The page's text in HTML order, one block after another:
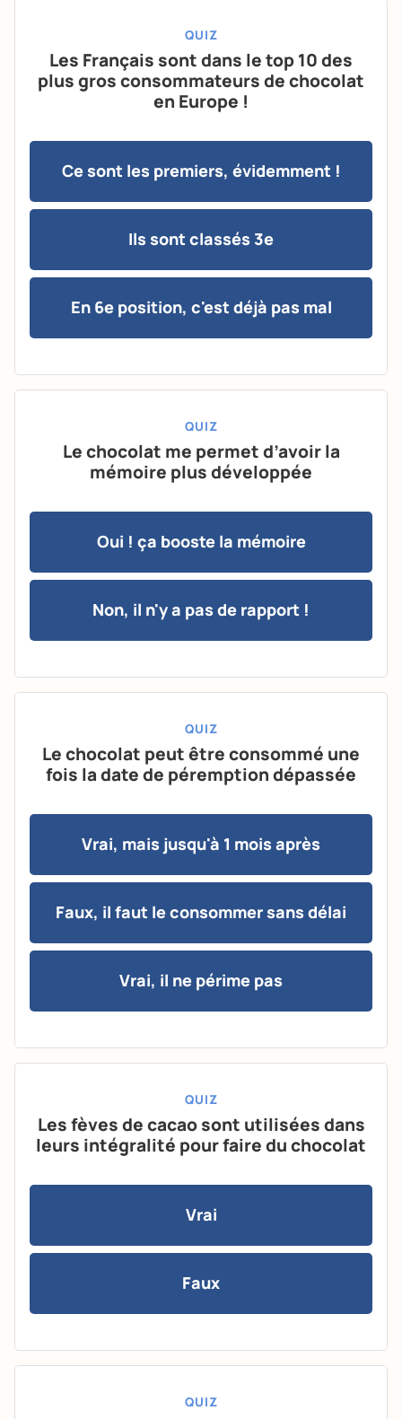
QUIZ
Les Français sont dans le top 10 des
plus gros consommateurs de chocolat
en Europe !
Ce sont les premiers, évidemment !
Ils sont classés 3e
En 6e position, c'est déjà pas mal
QUIZ
Le chocolat me permet d’avoir la
mémoire plus développée
Oui ! ça booste la mémoire
Non, il n'y a pas de rapport !
QUIZ
Le chocolat peut être consommé une
fois la date de péremption dépassée
Vrai, mais jusqu'à 1 mois après
Faux, il faut le consommer sans délai
Vrai, il ne périme pas
QUIZ
Les fèves de cacao sont utilisées dans
leurs intégralité pour faire du chocolat
Vrai
Faux
QUIZ